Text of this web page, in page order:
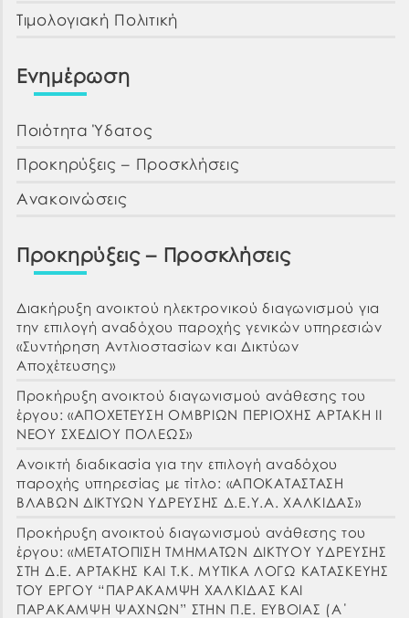
Τιμολογιακή Πολιτική
Ενημέρωση
Ποιότητα Ύδατος
Προκηρύξεις – Προσκλήσεις
Ανακοινώσεις
Προκηρύξεις – Προσκλήσεις
Διακήρυξη ανοικτού ηλεκτρονικού διαγωνισμού για
την επιλογή αναδόχου παροχής γενικών υπηρεσιών
«Συντήρηση Αντλιοστασίων και Δικτύων
Αποχέτευσης»
Προκήρυξη ανοικτού διαγωνισμού ανάθεσης του
έργου: «ΑΠΟΧΕΤΕΥΣΗ ΟΜΒΡΙΩΝ ΠΕΡΙΟΧΗΣ ΑΡΤΑΚΗ ΙΙ
ΝΕΟΥ ΣΧΕΔΙΟΥ ΠΟΛΕΩΣ»
Ανοικτή διαδικασία για την επιλογή αναδόχου
παροχής υπηρεσίας με τίτλο: «ΑΠΟΚΑΤΑΣΤΑΣΗ
ΒΛΑΒΩΝ ΔΙΚΤΥΩΝ ΥΔΡΕΥΣΗΣ Δ.Ε.Υ.Α. ΧΑΛΚΙΔΑΣ»
Προκήρυξη ανοικτού διαγωνισμού ανάθεσης του
έργου: «ΜΕΤΑΤΟΠΙΣΗ ΤΜΗΜΑΤΩΝ ΔΙΚΤΥΟΥ ΥΔΡΕΥΣΗΣ
ΣΤΗ Δ.Ε. ΑΡΤΑΚΗΣ ΚΑΙ Τ.Κ. ΜΥΤΙΚΑ ΛΟΓΩ ΚΑΤΑΣΚΕΥΗΣ
ΤΟΥ ΕΡΓΟΥ “ΠΑΡΑΚΑΜΨΗ ΧΑΛΚΙΔΑΣ ΚΑΙ
ΠΑΡΑΚΑΜΨΗ ΨΑΧΝΩΝ” ΣΤΗΝ Π.Ε. ΕΥΒΟΙΑΣ (Α΄